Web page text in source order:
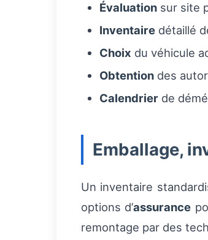
Évaluation sur site
Inventaire détaillé
Choix du véhicule
Obtention des
Calendrier de
Emballage,
Un inventaire
options d’assurance
remontage par des